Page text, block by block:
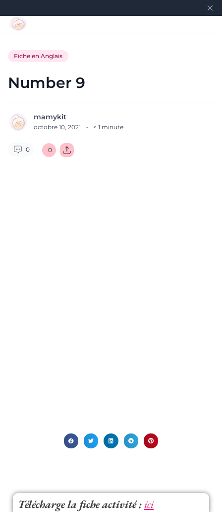
Fiche en Anglais
Number 9
mamykit
octobre 10, 2021 · < 1 minute
0 0
Télécharge la fiche activité :ici